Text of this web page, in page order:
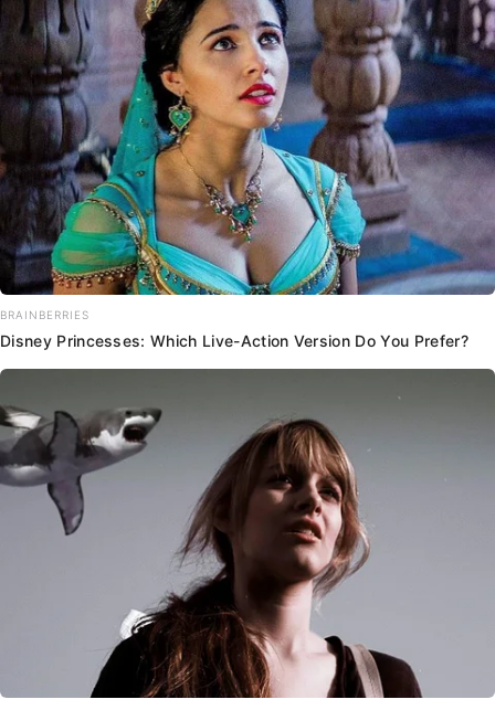
BRAINBERRIES
Disney Princesses: Which Live-Action Version Do You Prefer?